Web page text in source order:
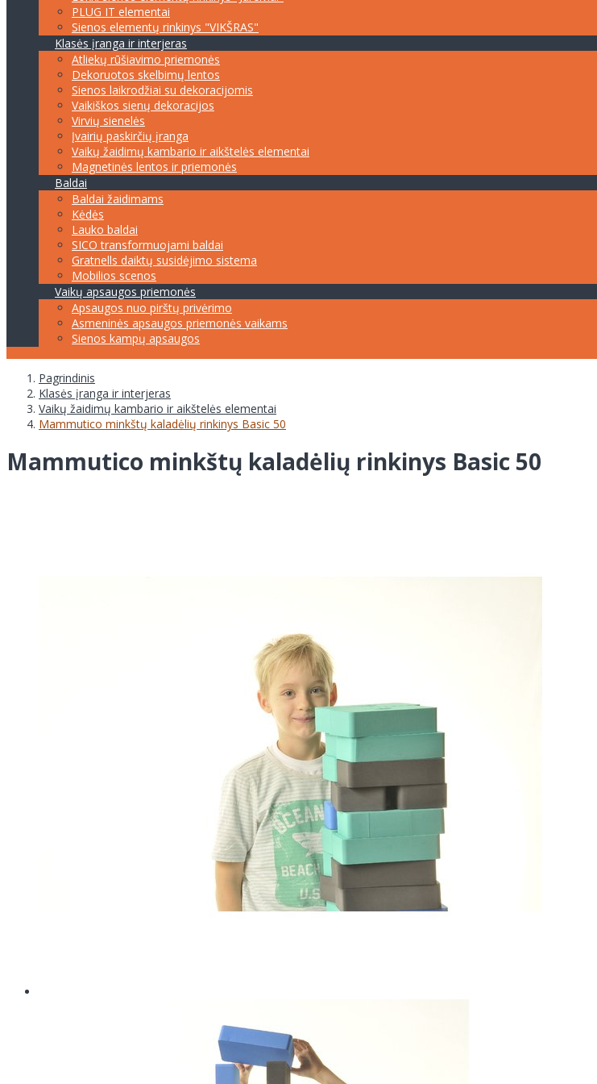
PLUG IT elementai
Sienos elementų rinkinys "VIKŠRAS"
Klasės įranga ir interjeras
Atliekų rūšiavimo priemonės
Dekoruotos skelbimų lentos
Sienos laikrodžiai su dekoracijomis
Vaikiškos sienų dekoracijos
Virvių sienelės
Įvairių paskirčių įranga
Vaikų žaidimų kambario ir aikštelės elementai
Magnetinės lentos ir priemonės
Baldai
Baldai žaidimams
Kėdės
Lauko baldai
SICO transformuojami baldai
Gratnells daiktų susidėjimo sistema
Mobilios scenos
Vaikų apsaugos priemonės
Apsaugos nuo pirštų privėrimo
Asmeninės apsaugos priemonės vaikams
Sienos kampų apsaugos
Pagrindinis
Klasės įranga ir interjeras
Vaikų žaidimų kambario ir aikštelės elementai
Mammutico minkštų kaladėlių rinkinys Basic 50
Mammutico minkštų kaladėlių rinkinys Basic 50